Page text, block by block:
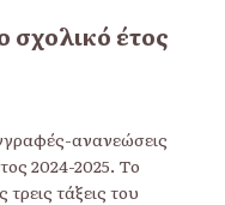
σχολικό έτος
ανανεώσεις
2024-2025. Το
τάξεις του